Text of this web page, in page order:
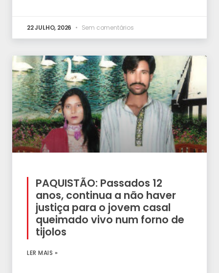
22 JULHO, 2026 Sem comentários
PAQUISTÃO: Passados 12
anos, continua a não haver
justiça para o jovem casal
queimado vivo num forno de
tijolos
LER MAIS »